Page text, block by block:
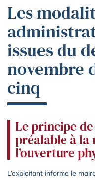
Les
issues du
novembre
cinq
Le principe
préalable à la
l’ouverture
L’exploitant informe le